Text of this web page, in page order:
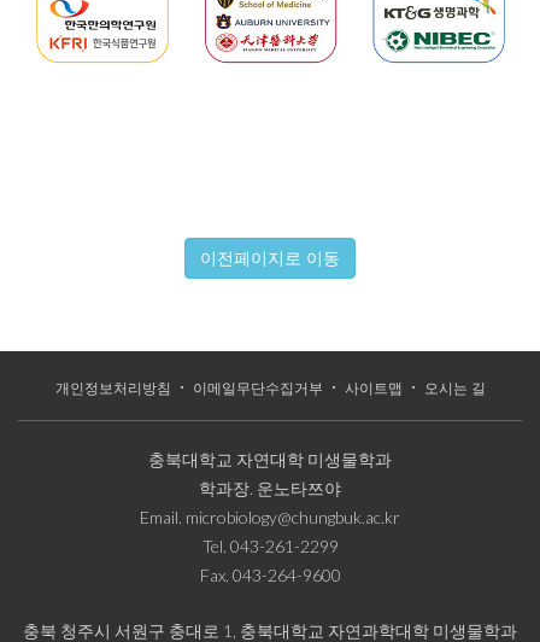
이전페이지로 이동
개인정보처리방침 이메일무단수집거부 사이트맵 오시는 길
충북대학교 자연대학 미생물학과
학과장. 운노타쯔야
Email. microbiology@chungbuk.ac.kr
Tel. 043-261-2299
Fax. 043-264-9600
충북 청주시 서원구 충대로 1, 충북대학교 자연과학대학 미생물학과